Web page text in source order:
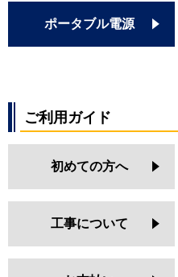
ポータブル電源
ご利用ガイド
初めての方へ
工事について